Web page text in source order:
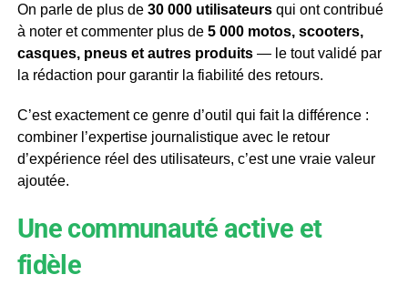
On parle de plus de 30 000 utilisateursqui ont contribué
à noter et commenter plus de 5 000 motos, scooters,
casques, pneus et autres produits— le tout validé par
la rédaction pour garantir la fiabilité des retours.
C’est exactement ce genre d’outil qui fait la différence :
combiner l’expertise journalistique avec le retour
d’expérience réel des utilisateurs, c’est une vraie valeur
ajoutée.
Une communauté active et
fidèle